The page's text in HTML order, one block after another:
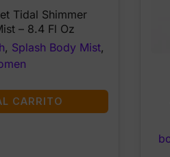
price
was:
$19.95.
price
is:
$8.00.
Tidal Shimmer
– 8.4 Fl Oz
, Splash Body Mist,
CARRITO